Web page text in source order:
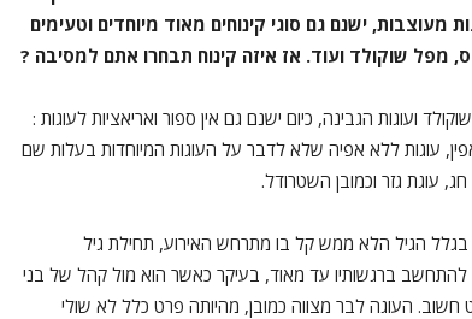
ישנם גם סוגי קינוחים מאוד מיוחדים וטעימים
מפל שוקולד ועוד. אז איזה קינוח תבחרו אתם למסיבה ?
ועוגות הגבינה, כיום ישנם גם אין ספור ואריאציות לעוגות :
עוגות ללא אפיה שלא לדבר על העוגות המיוחדות בעלות שם
עוגת גזר וכמובן השטרודל.
הגיל הלא ממש קל בו מתרחש האירוע, תחילת גיל
להתחשב ברגשותיו עד מאוד, בעיקר כאשר הוא מול קהל של בני
חשוב. העוגה לבר מצווה כמובן, מהיותה פרט כלל לא שולי